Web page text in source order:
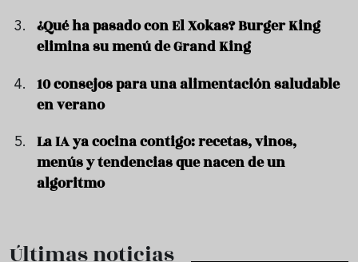
¿Qué ha pasado con El Xokas? Burger King
elimina su menú de Grand King
10 consejos para una alimentación saludable
en verano
La IA ya cocina contigo: recetas, vinos,
menús y tendencias que nacen de un
algoritmo
Últimas noticias